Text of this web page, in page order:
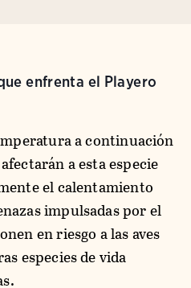
enfrenta el Playero
a continuación
a esta especie
el calentamiento
impulsadas por el
en riesgo a las aves
especies de vida